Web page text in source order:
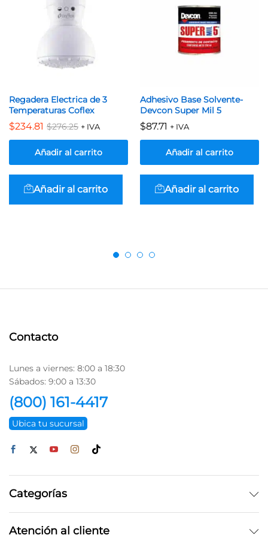
Regadera Electrica de 3
Temperaturas Coflex
$234.81 $276.25 + IVA
Añadir al carrito
Añadir al carrito
Adhesivo Base Solvente-
Devcon Super Mil 5
$87.71 + IVA
Añadir al carrito
Añadir al carrito
Contacto
Lunes a viernes: 8:00 a 18:30
Sábados: 9:00 a 13:30
(800) 161-4417
Ubica tu sucursal
Categorías
Atención al cliente